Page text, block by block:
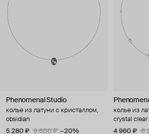
Phenomenal Studio
колье из латуни с кристаллом,
obsidian
5 280 ₽
6 600 ₽ −20%
колье из
crystal clear
4 960 ₽
6